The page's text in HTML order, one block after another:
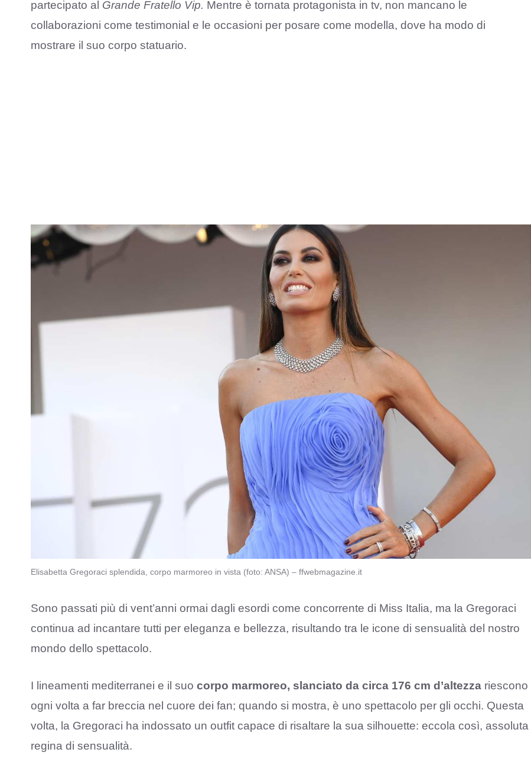
partecipato al Grande Fratello Vip. Mentre è tornata protagonista in tv, non mancano le
collaborazioni come testimonial e le occasioni per posare come modella, dove ha modo di
mostrare il suo corpo statuario.
Elisabetta Gregoraci splendida, corpo marmoreo in vista (foto: ANSA) – ffwebmagazine.it
Sono passati più di vent’anni ormai dagli esordi come concorrente di Miss Italia, ma la Gregoraci
continua ad incantare tutti per eleganza e bellezza, risultando tra le icone di sensualità del nostro
mondo dello spettacolo.
I lineamenti mediterranei e il suo corpo marmoreo, slanciato da circa 176 cm d’altezza riescono
ogni volta a far breccia nel cuore dei fan; quando si mostra, è uno spettacolo per gli occhi. Questa
volta, la Gregoraci ha indossato un outfit capace di risaltare la sua silhouette: eccola così, assoluta
regina di sensualità.